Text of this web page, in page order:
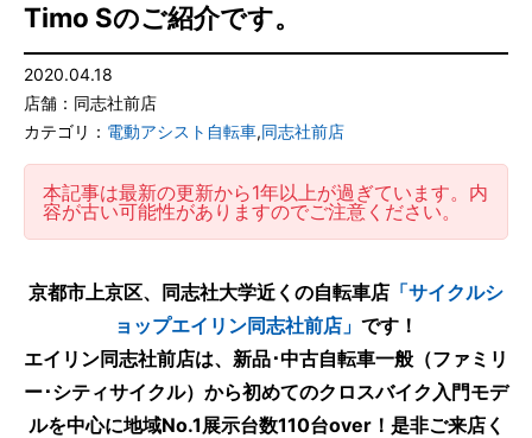
Timo Sのご紹介です。
2020.04.18
店舗：同志社前店
カテゴリ： 電動アシスト自転車,同志社前店
本記事は最新の更新から1年以上が過ぎています。内
容が古い可能性がありますのでご注意ください。
京都市上京区、同志社大学近くの自転車店 「サイクルシ
ョップエイリン同志社前店」 です！
エイリン同志社前店は、新品･中古自転車一般（ファミリ
ー･シティサイクル）から初めてのクロスバイク入門モデ
ルを中心に地域No.1展示台数110台over！是非ご来店く